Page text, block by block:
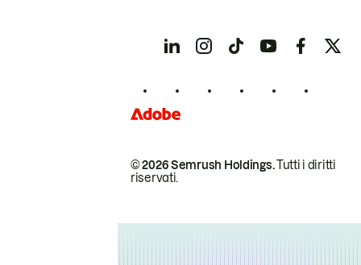
© 2026 Semrush Holdings.Tutti i diritti
riservati.